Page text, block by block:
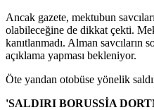
Ancak gazete, mektubun
olabileceğine de dikkat çekti.
kanıtlanmadı. Alman
açıklama yapması bekleniyor.
Öte yandan otobüse yönelik
'SALDIRI BORUSSİA